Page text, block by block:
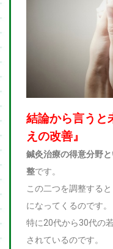
結論から言うと
えの改善』
鍼灸治療の得意分野
整です。
この二つを調整すると
になってくるのです。
特に20代から30代の
されているのです。